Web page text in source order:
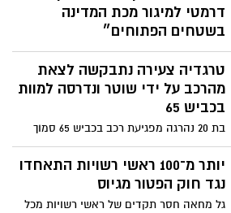
של הנגב המערבי לעשורים הבאים".
דרמטי למיגור מכת המדינה
בשטחים הפתוחים״
מרכז השלטון האזורי מברך את ועדת הפנים
והגנת הסביבה בראשות חבר הכנסת יצחק
קרויזר, על הניהול המקצועי, הנחישות
והעבודה המאומצת שהובילו לאישורו
וההתנגדויות . אנו מבקשים להביע הערכה
האוצר, יוזמי החוק, אשר דחפו וקידמו את
החקיקה מתוך הבנת גודל השעה. אישור
החוק הוא תולדה של שנים ארוכות של
טרגדיה צעירה נתבקשה לצאת
מהרכב על ידי שוטר ונדרסה למוות
בכביש 65
בת 20 נהרגה מפגיעת רכב בכביש 65 סמוך
למחלף עירון הצעירה נעצרה לבדיקה
במסגרת אכיפת תנועה, ולפי המשטרה רכב
שסטה מנתיבו פגע בה. עומסי תנועה כבדים
יותר מ־100 ראשי רשויות התאחדו
נגד חוק הפטור מגיוס
גל מחאה חסר תקדים של ראשי רשויות מכל